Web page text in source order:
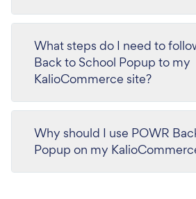
What steps do I need to
Back to School Popup to my
KalioCommerce site?
Why should I use POWR
Popup on my